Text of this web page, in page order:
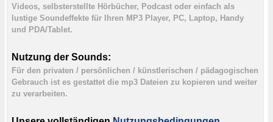
Videos, selbsterstellte Hörbücher, Podcast oder einfach als
lustige Soundeffekte für Ihren MP3 Player, PC, Laptop, Handy
und PDA/Tablet.
Nutzung der Sounds:
Für den privaten / persönlichen / künstlerischen / pädagogischen
Gebrauch ist es gestattet die mp3 Dateien zu kopieren und weiter
zu verarbeiten.